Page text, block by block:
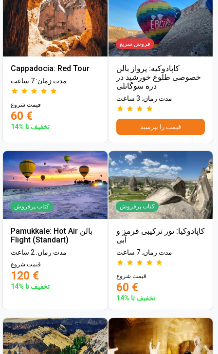
Cappadocia: Red Tour
مدت زمان: 7 ساعت
قیمت شروع
60 €
تخفیف تا %14
فروش سریع
کاپادوکیه: پرواز بالن
خصوصی طلوع خورشید در
دره سوگانلی
مدت زمان: 3 ساعت
قیمت را بپرسید
کتاب پرفروش
Pamukkale: Hot Air بالن
Flight (Standart)
مدت زمان: 2 ساعت
قیمت شروع
120 €
تخفیف تا %14
کتاب پرفروش
کاپادوکیا: تور ترکیبی قرمز و
آبی
مدت زمان: 7 ساعت
قیمت شروع
60 €
تخفیف تا %14